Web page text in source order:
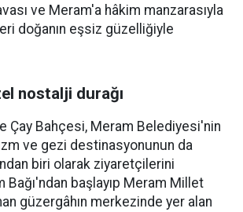
ve Meram'a hâkim manzarasıyla
doğanın eşsiz güzelliğiyle
nostalji durağı
Çay Bahçesi, Meram Belediyesi'nin
ve gezi destinasyonunun da
biri olarak ziyaretçilerini
Bağı'ndan başlayıp Meram Millet
güzergâhın merkezinde yer alan